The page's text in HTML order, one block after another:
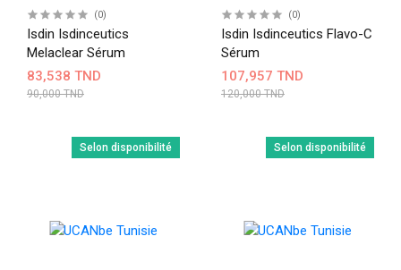
(0)
Isdin Isdinceutics
Melaclear Sérum
83,538 TND
90,000 TND
(0)
Isdin Isdinceutics Flavo-C
Sérum
107,957 TND
120,000 TND
Selon disponibilité Selon disponibilité